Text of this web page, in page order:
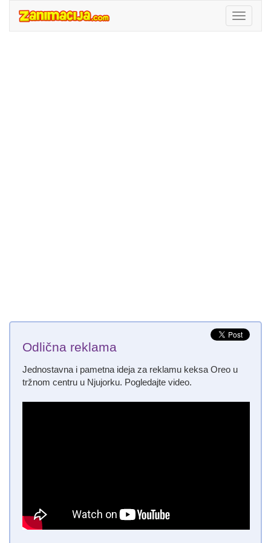
Odlična reklama
Jednostavna i pametna ideja za reklamu keksa Oreo u
tržnom centru u Njujorku. Pogledajte video.